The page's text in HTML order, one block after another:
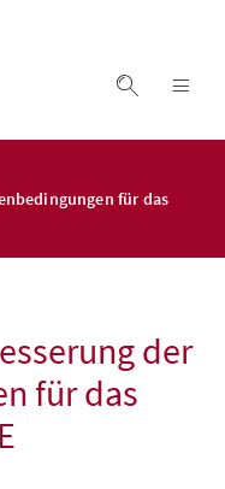
Suche
für das
der
für das